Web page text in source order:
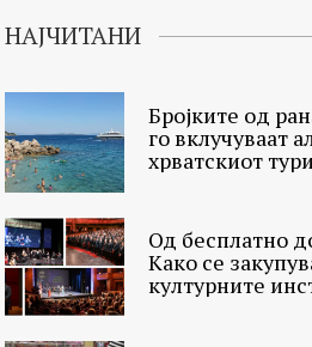
НАЈЧИТАНИ
Бројките од
го вклучуваат
хрватскиот
Од бесплатно
Како се
културните